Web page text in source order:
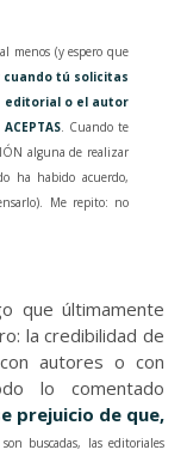
menos (y espero que
tú solicitas
editorial o el autor
. Cuando te
alguna de realizar
ha habido acuerdo,
Me repito: no
que últimamente
la credibilidad de
autores o con
lo comentado
prejuicio de que,
buscadas, las editoriales